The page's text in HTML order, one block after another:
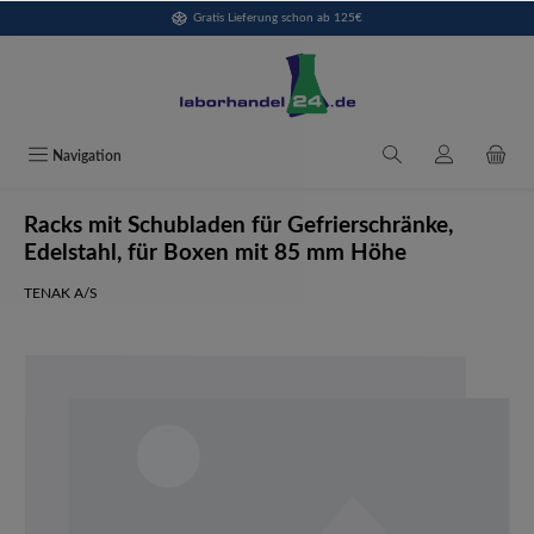
Gratis Lieferung schon ab 125€
Navigation
Racks mit Schubladen für Gefrierschränke,
Edelstahl, für Boxen mit 85 mm Höhe
TENAK A/S